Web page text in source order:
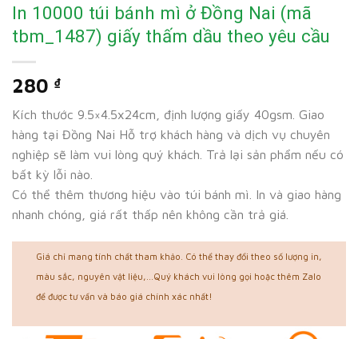
In 10000 túi bánh mì ở Đồng Nai (mã
tbm_1487) giấy thấm dầu theo yêu cầu
280 ₫
Kích thước 9.5×4.5x24cm, định lượng giấy 40gsm. Giao
hàng tại Đồng Nai Hỗ trợ khách hàng và dịch vụ chuyên
nghiệp sẽ làm vui lòng quý khách. Trả lại sản phẩm nếu có
bất kỳ lỗi nào.
Có thể thêm thương hiệu vào túi bánh mì. In và giao hàng
nhanh chóng, giá rất thấp nên không cần trả giá.
Giá chỉ mang tính chất tham khảo. Có thể thay đổi theo số lượng in,
màu sắc, nguyên vật liệu,...Quý khách vui lòng gọi hoặc thêm Zalo
để được tư vấn và báo giá chính xác nhất!